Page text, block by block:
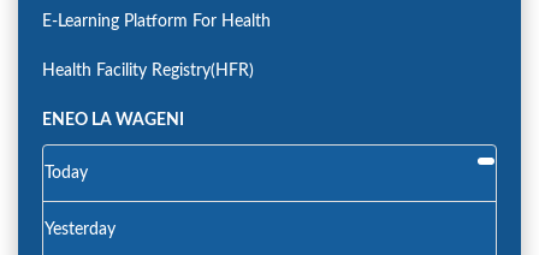
E-Learning Platform For Health
Health Facility Registry(HFR)
ENEO LA WAGENI
Today
Yesterday